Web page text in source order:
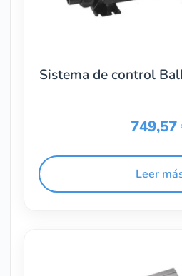
Sistema de control
749,57
Leer